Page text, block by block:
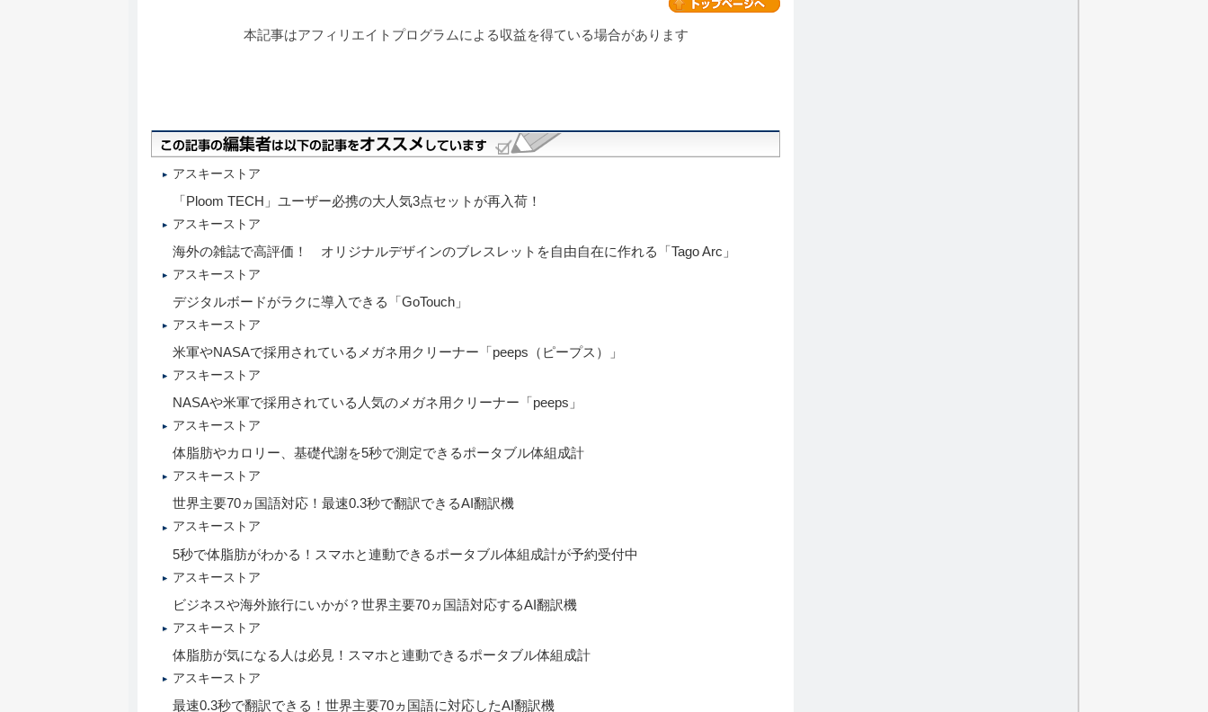
本記事はアフィリエイトプログラムによる収益を得ている場合があります
アスキーストア
「Ploom TECH」ユーザー必携の大人気3点セットが再入荷！
アスキーストア
海外の雑誌で高評価！ オリジナルデザインのブレスレットを自由自在に作れる「Tago Arc」
アスキーストア
デジタルボードがラクに導入できる「GoTouch」
アスキーストア
米軍やNASAで採用されているメガネ用クリーナー「peeps（ピープス）」
アスキーストア
NASAや米軍で採用されている人気のメガネ用クリーナー「peeps」
アスキーストア
体脂肪やカロリー、基礎代謝を5秒で測定できるポータブル体組成計
アスキーストア
世界主要70ヵ国語対応！最速0.3秒で翻訳できるAI翻訳機
アスキーストア
5秒で体脂肪がわかる！スマホと連動できるポータブル体組成計が予約受付中
アスキーストア
ビジネスや海外旅行にいかが？世界主要70ヵ国語対応するAI翻訳機
アスキーストア
体脂肪が気になる人は必見！スマホと連動できるポータブル体組成計
アスキーストア
最速0.3秒で翻訳できる！世界主要70ヵ国語に対応したAI翻訳機